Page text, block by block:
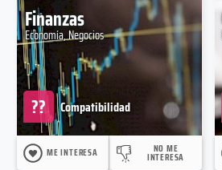
Finanzas
Economía, Negocios
Compatibilidad
??
ME INTERESA NO ME
INTERESA